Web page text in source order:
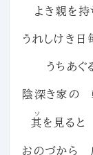
よき親を持
うれしけき日
うちあぐる
陰深き家の
其
ソ
を見ると
おのづから